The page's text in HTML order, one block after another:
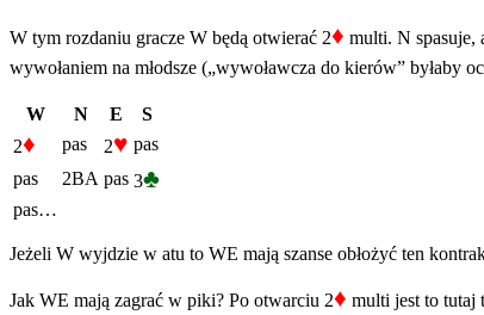
W tym rozdaniu gracze W będą otwierać 2♦ multi. N spasuje,
wywołaniem na młodsze („wywoławcza do kierów” byłaby
W N E
S
2♦ pas 2♥ pas
pas
2BA pas 3♣
pas…
Jeżeli W wyjdzie w atu to WE mają szanse obłożyć ten
Jak WE mają zagrać w piki? Po otwarciu 2♦ multi jest to tutaj